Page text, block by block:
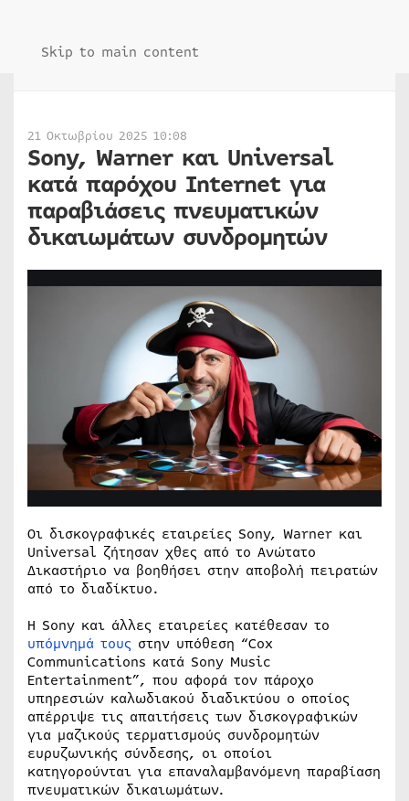
Skip to main content
21 Οκτωβρίου 2025 10:08
Sony, Warner και Universal
κατά παρόχου Internet για
παραβιάσεις πνευματικών
δικαιωμάτων συνδρομητών
Οι δισκογραφικές εταιρείες Sony, Warner και
Universal ζήτησαν χθες από το Ανώτατο
Δικαστήριο να βοηθήσει στην αποβολή πειρατών
από το διαδίκτυο.
Η Sony και άλλες εταιρείες κατέθεσαν το
υπόμνημά τους στην υπόθεση “Cox
Communications κατά Sony Music
Entertainment”, που αφορά τον πάροχο
υπηρεσιών καλωδιακού διαδικτύου ο οποίος
απέρριψε τις απαιτήσεις των δισκογραφικών
για μαζικούς τερματισμούς συνδρομητών
ευρυζωνικής σύνδεσης, οι οποίοι
κατηγορούνται για επαναλαμβανόμενη παραβίαση
πνευματικών δικαιωμάτων.